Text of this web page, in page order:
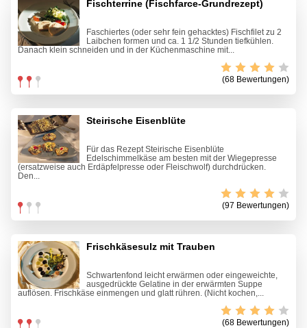
Fischterrine (Fischfarce-Grundrezept)
Faschiertes (oder sehr fein gehacktes) Fischfilet zu 2
Laibchen formen und ca. 1 1/2 Stunden tiefkühlen.
Danach klein schneiden und in der Küchenmaschine mit...
(68 Bewertungen)
Steirische Eisenblüte
Für das Rezept Steirische Eisenblüte
Edelschimmelkäse am besten mit der Wiegepresse
(ersatzweise auch Erdäpfelpresse oder Fleischwolf) durchdrücken.
Den...
(97 Bewertungen)
Frischkäsesulz mit Trauben
Schwartenfond leicht erwärmen oder eingeweichte,
ausgedrückte Gelatine in der erwärmten Suppe
auflösen. Frischkäse einmengen und glatt rühren. (Nicht kochen,...
(68 Bewertungen)